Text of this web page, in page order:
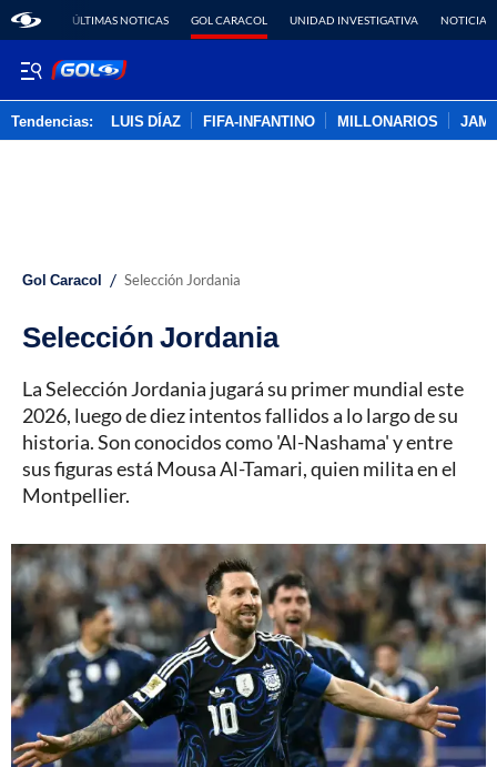
ÚLTIMAS NOTICAS GOL CARACOL UNIDAD INVESTIGATIVA NOTICIAS
Tendencias: LUIS DÍAZ FIFA-INFANTINO MILLONARIOS
Gol Caracol / Selección Jordania
Selección Jordania
La Selección Jordania jugará su primer mundial este
2026, luego de diez intentos fallidos a lo largo de su
historia. Son conocidos como 'Al-Nashama' y entre
sus figuras está Mousa Al-Tamari, quien milita en el
Montpellier.